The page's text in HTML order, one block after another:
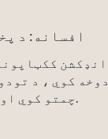
افسانه: د
کوي ، د
چمتو کوي او پاکول اسانه دي.